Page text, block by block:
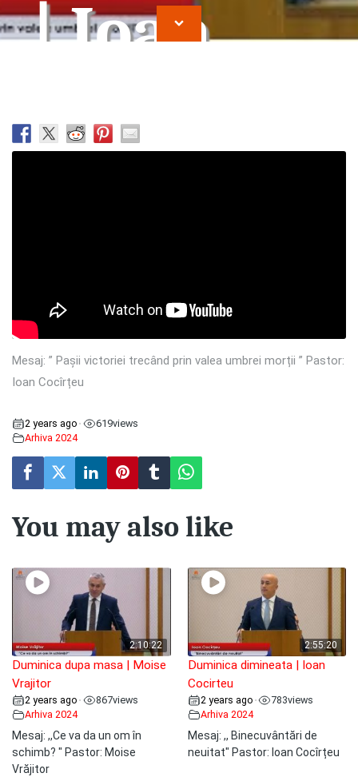
| Ioan
Cocirteu
Mesaj: ” Pașii victoriei trecând prin valea umbrei morții ” Pastor:
Ioan Cocîrțeu
2 years ago • 619views
Arhiva 2024
You may also like
2:10:22
Duminica dupa masa | Moise
Vrajitor
2 years ago • 867views
Arhiva 2024
Mesaj: ,,Ce va da un om în
schimb? " Pastor: Moise
Vrăjitor
2:55:20
Duminica dimineata | Ioan
Cocirteu
2 years ago • 783views
Arhiva 2024
Mesaj: ,, Binecuvântări de
neuitat" Pastor: Ioan Cocîrțeu